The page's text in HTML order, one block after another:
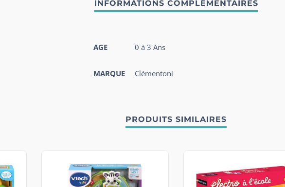
AGE 0 à 3 Ans
MARQUE Clémentoni
PRODUITS SIMILAIRES